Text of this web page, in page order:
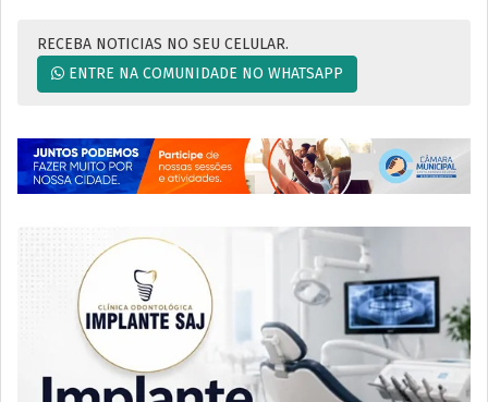
RECEBA NOTICIAS NO SEU CELULAR.
ENTRE NA COMUNIDADE NO WHATSAPP